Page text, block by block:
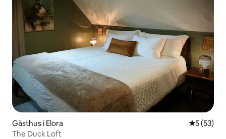
Gästhus i Elora 5 av 5 i
5 (53)
The Duck Loft